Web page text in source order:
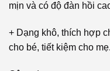
mịn và có độ đàn hồi
+ Dạng khô, thích hợp
cho bé, tiết kiệm cho mẹ.